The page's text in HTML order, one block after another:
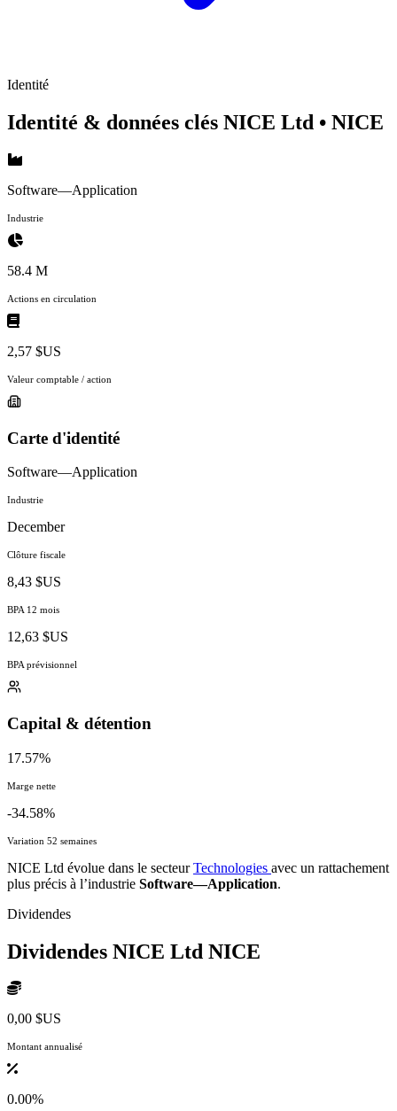
Identité
Identité & données clés NICE Ltd • NICE
Software—Application
Industrie
58.4 M
Actions en circulation
2,57 $US
Valeur comptable / action
Carte d'identité
Software—Application
Industrie
December
Clôture fiscale
8,43 $US
BPA 12 mois
12,63 $US
BPA prévisionnel
Capital & détention
17.57%
Marge nette
-34.58%
Variation 52 semaines
NICE Ltd évolue dans le secteurTechnologies avec un rattachement
plus précis à l’industrie Software—Application.
Dividendes
Dividendes NICE Ltd NICE
0,00 $US
Montant annualisé
0.00%